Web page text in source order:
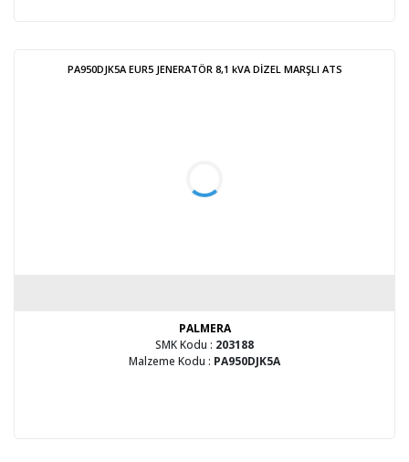
PA950DJK5A EUR5 JENERATÖR 8,1 kVA DİZEL MARŞLI ATS
PALMERA
SMK Kodu : 203188
Malzeme Kodu : PA950DJK5A